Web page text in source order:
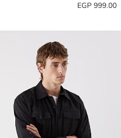
999.00 EGP